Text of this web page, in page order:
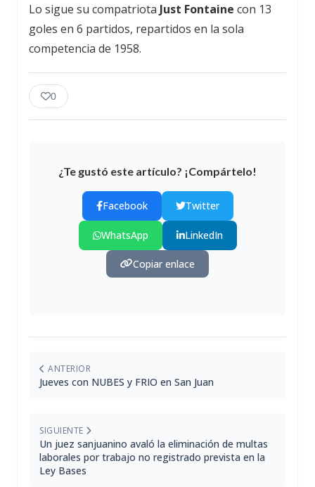
Lo sigue su compatriota Just Fontaine con 13
goles en 6 partidos, repartidos en la sola
competencia de 1958.
0
¿Te gustó este artículo? ¡Compártelo!
Facebook Twitter
WhatsApp LinkedIn
Copiar enlace
ANTERIOR
Jueves con NUBES y FRIO en San Juan
SIGUIENTE
Un juez sanjuanino avaló la eliminación de multas
laborales por trabajo no registrado prevista en la
Ley Bases